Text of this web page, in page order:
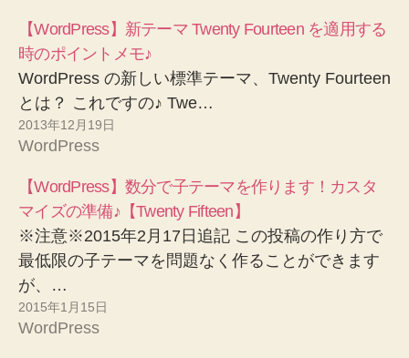
【WordPress】新テーマ Twenty Fourteen を適用する
時のポイントメモ♪
WordPress の新しい標準テーマ、Twenty Fourteen
とは？ これですの♪ Twe…
2013年12月19日
WordPress
【WordPress】数分で子テーマを作ります！カスタ
マイズの準備♪【Twenty Fifteen】
※注意※2015年2月17日追記 この投稿の作り方で
最低限の子テーマを問題なく作ることができます
が、…
2015年1月15日
WordPress